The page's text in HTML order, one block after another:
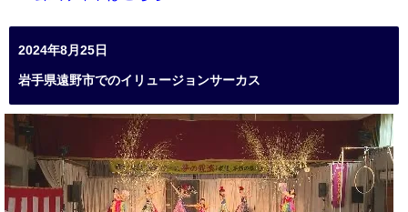
2024年8月25日
岩手県遠野市でのイリュージョンサーカス